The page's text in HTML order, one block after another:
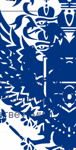
в
получить
и